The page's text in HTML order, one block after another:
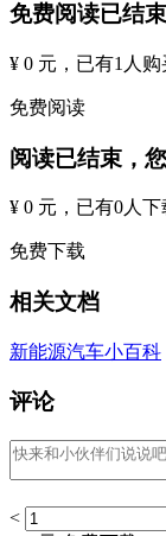
免费阅读已结
¥ 0 元 ，已有1 人购
免费阅读
阅读已结束，
¥ 0 元 ，已有0人下
免费下载
相关文档
新能源汽车小百科
评论
<